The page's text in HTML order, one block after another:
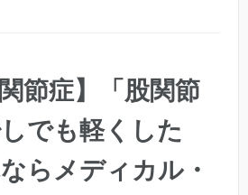
節症】「股関節
でも軽くした
らメディカル・